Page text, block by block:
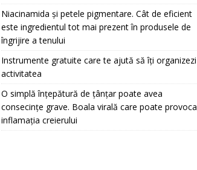
Niacinamida și petele pigmentare. Cât de eficient
este ingredientul tot mai prezent în produsele de
îngrijire a tenului
Instrumente gratuite care te ajută să îți organizezi
activitatea
O simplă înțepătură de țânțar poate avea
consecințe grave. Boala virală care poate provoca
inflamația creierului